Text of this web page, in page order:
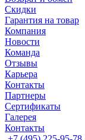
Скидки
Гарантия на товар
Компания
Новости
Команда
Отзывы
Карьера
Контакты
Партнеры
Сертификаты
Галерея
Контакты